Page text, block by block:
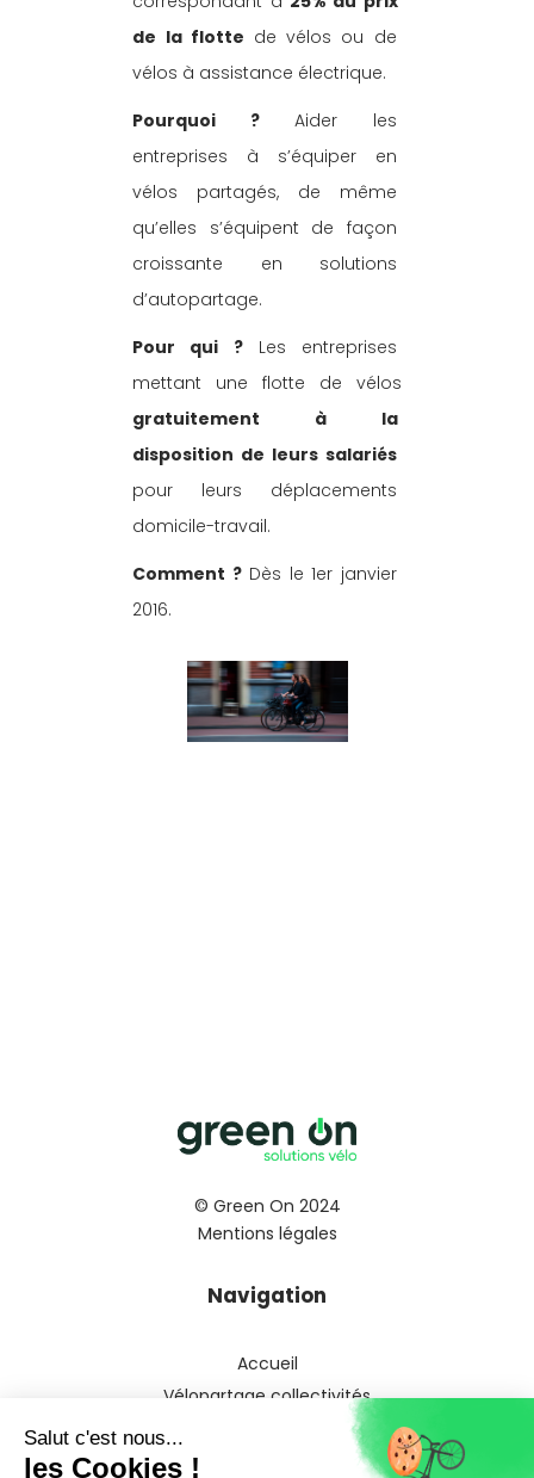
de la flotte de vélos ou de
vélos à assistance électrique.
Pourquoi ? Aider les
entreprises à s’équiper en
vélos partagés, de même
qu’elles s’équipent de façon
croissante en solutions
d’autopartage.
Pour qui ? Les entreprises
mettant une flotte de vélos
gratuitement à la
disposition de leurs salariés
pour leurs déplacements
domicile-travail.
Comment ? Dès le 1er janvier
2016.
© Green On 2024
Mentions légales
Navigation
Accueil
Vélopartage collectivités
Vélopartage entreprises